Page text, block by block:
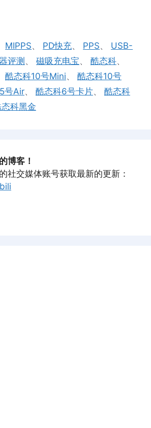
MIPPS、 PD快充、 PPS、 USB-
评测 、 磁吸充电宝、 酷态科、
酷态科10号Mini、 酷态科10号
号Air、 酷态科6号卡片、 酷态科
科黑金
博客！
社交媒体账号获取最新的更新：